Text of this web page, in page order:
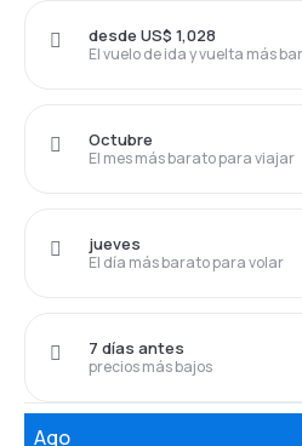
El vuelo de ida y vuelta más
desde US$ 1,028
El mes más barato para viajar
Octubre
El día más barato para volar
jueves
precios más bajos
7 días antes
Ago